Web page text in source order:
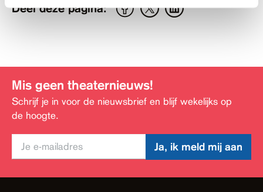
Deel deze pagina:
Mis geen theaternieuws!
Schrijf je in voor de nieuwsbrief en blijf wekelijks op
de hoogte.
Ja, ik meld mij aan